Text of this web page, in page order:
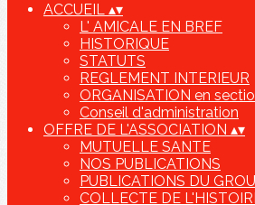
ACCUEIL ▴▾
L' AMICALE EN BREF
HISTORIQUE
STATUTS
REGLEMENT INTERIEUR
ORGANISATION en
Conseil d'administration
OFFRE DE L'ASSOCIATION ▴▾
MUTUELLE SANTE
NOS PUBLICATIONS
PUBLICATIONS DU
COLLECTE DE